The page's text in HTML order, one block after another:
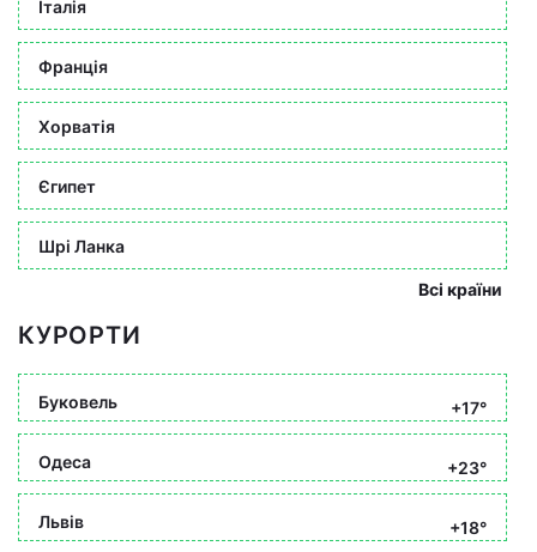
Італія
Франція
Хорватія
Єгипет
Шрі Ланка
Всі країни
КУРОРТИ
Буковель +17°
Одеса +23°
Львів +18°